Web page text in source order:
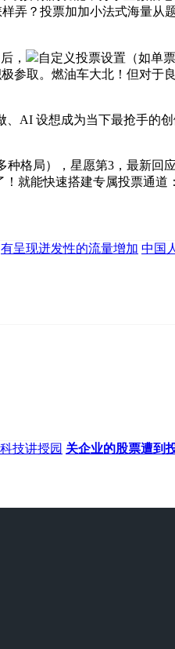
弄？投票加加小法式海量从
，
自定义投票设置（如单
参取。燃油车大北！但对于
设想成为当下最抢手的创
局），星愿第3，最新回应
就能快速搭建专属投票通道
有呈现迸发性的流量增加 中国
技讲授园 关企业的股票遭到